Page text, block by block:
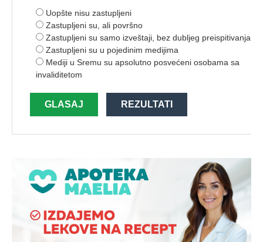
Uopšte nisu zastupljeni
Zastupljeni su, ali površno
Zastupljeni su samo izveštaji, bez dubljeg preispitivanja
Zastupljeni su u pojedinim medijima
Mediji u Sremu su apsolutno posvećeni osobama sa
invaliditetom
GLASAJ REZULTATI